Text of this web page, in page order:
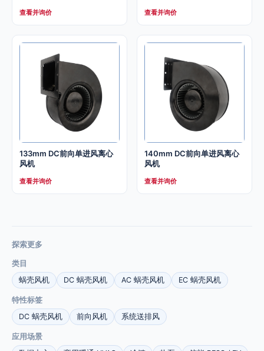
查看并询价 查看并询价
133mm DC前向单进风离心
风机
查看并询价
140mm DC前向单进风离心
风机
查看并询价
探索更多
类目
蜗壳风机
DC 蜗壳风机 AC 蜗壳风机 EC 蜗壳风机
特性标签
DC 蜗壳风机
前向风机 系统送排风
应用场景